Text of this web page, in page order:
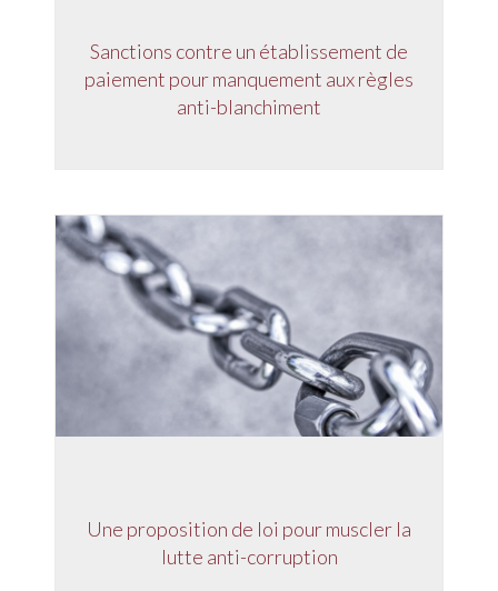
Sanctions contre un établissement de
paiement pour manquement aux règles
anti-blanchiment
Une proposition de loi pour muscler la
lutte anti-corruption